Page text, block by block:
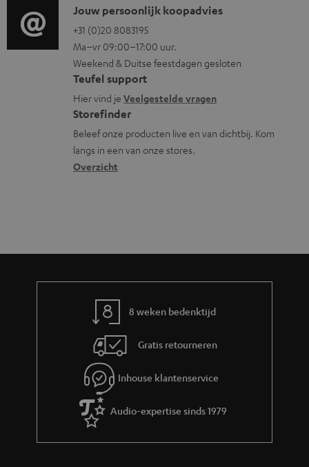
u
m
e
n
t
e
n
e
i
n
f
o
r
m
a
i
o
g
l
o
s
s
a
r
C
o
n
t
a
c
t
i
n
a
Jouw persoonlijk koopadvies
+31 (0)20 8083195
Ma–vr 09:00–17:00 uur.
Weekend & Duitse feestdagen gesloten
Teufel support
Hier vind je Veelgestelde vragen
Storefinder
Beleef onze producten live en van dichtbij. Kom
langs in een van onze stores.
Overzicht
8 weken bedenktijd
Gratis retourneren
Inhouse klantenservice
Audio-expertise sinds 1979